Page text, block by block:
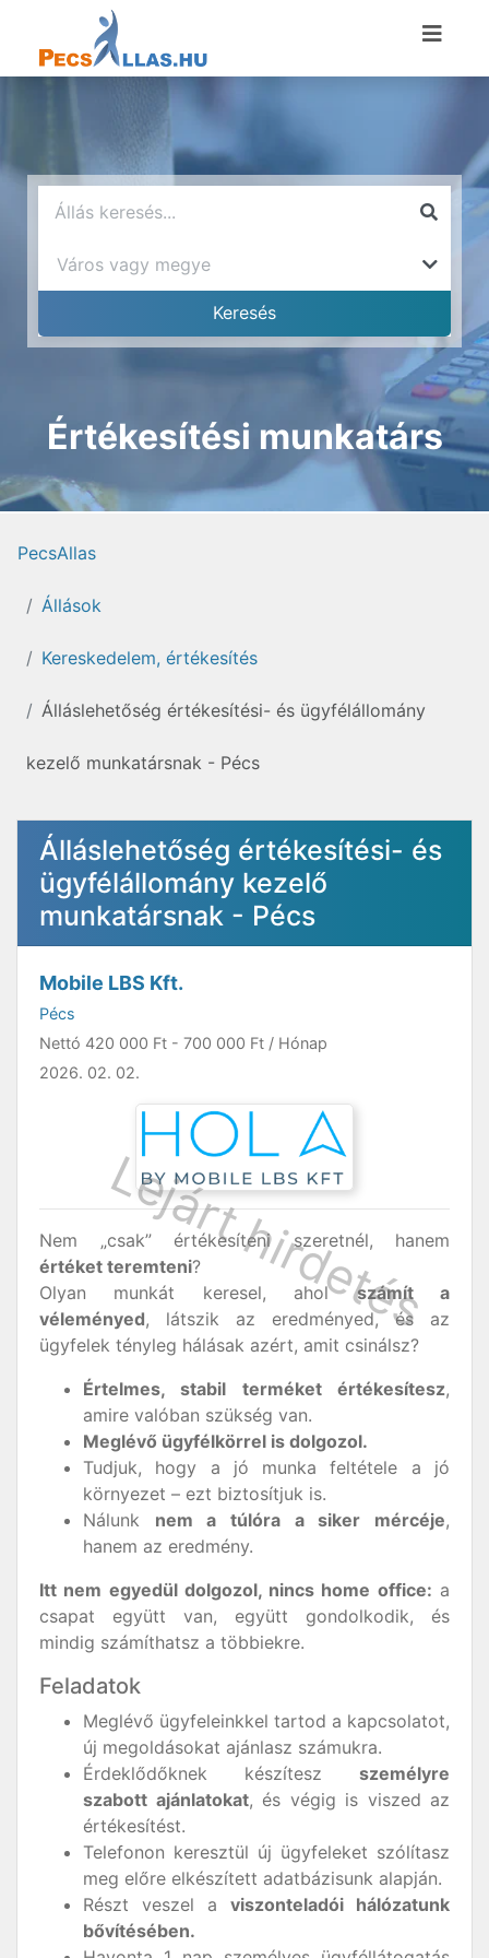
Értékesítési munkatárs
PecsAllas
Állások
Kereskedelem, értékesítés
Álláslehetőség értékesítési- és ügyfélállomány
kezelő munkatársnak - Pécs
Álláslehetőség értékesítési- és
ügyfélállomány kezelő
munkatársnak - Pécs
Mobile LBS Kft.
Pécs
Nettó 420 000 Ft - 700 000 Ft / Hónap
2026. 02. 02.
Nem „csak” értékesíteni szeretnél, hanem
értéket teremteni?
Olyan munkát keresel, aholszámít a
véleményed, látszik az eredményed, és az
ügyfelek tényleg hálásak azért, amit csinálsz?
Értelmes, stabil terméket értékesítesz,
amire valóban szükség van.
Meglévő ügyfélkörrel is dolgozol.
Tudjuk, hogy a jó munka feltétele a jó
környezet – ezt biztosítjuk is.
Nálunk nem a túlóra a siker mércéje,
hanem az eredmény.
Itt nem egyedül dolgozol, nincs home office: a
csapat együtt van, együtt gondolkodik, és
mindig számíthatsz a többiekre.
Feladatok
Meglévő ügyfeleinkkel tartod a kapcsolatot,
új megoldásokat ajánlasz számukra.
Érdeklődőknek készítesz személyre
szabott ajánlatokat, és végig is viszed az
értékesítést.
Telefonon keresztül új ügyfeleket szólítasz
meg előre elkészített adatbázisunk alapján.
Részt veszel a viszonteladói hálózatunk
bővítésében.